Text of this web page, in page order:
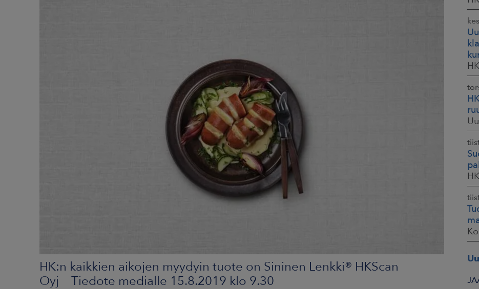
HK:n kaikkien aikojen myydyin tuote on Sininen Lenkki® HKScan
Oyj Tiedote medialle 15.8.2019 klo 9.30